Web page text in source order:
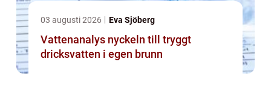
03 augusti 2026 Eva Sjöberg
Vattenanalys nyckeln till tryggt
dricksvatten i egen brunn